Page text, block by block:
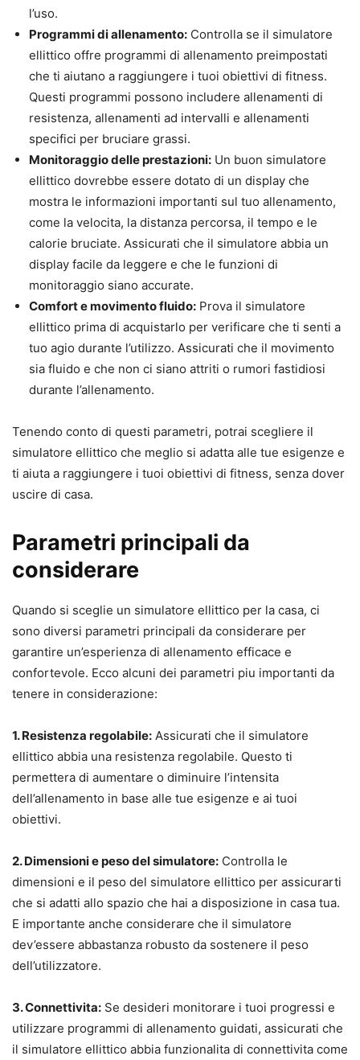
l’uso.
Programmi di allenamento: Controlla se il simulatore
ellittico offre programmi di allenamento preimpostati
che ti aiutano a raggiungere i tuoi obiettivi di fitness.
Questi programmi possono includere allenamenti di
resistenza, allenamenti ad intervalli e allenamenti
specifici per bruciare grassi.
Monitoraggio delle prestazioni: Un buon simulatore
ellittico dovrebbe essere dotato di un display che
mostra le informazioni importanti sul tuo allenamento,
come la velocita, la distanza percorsa, il tempo e le
calorie bruciate. Assicurati che il simulatore abbia un
display facile da leggere e che le funzioni di
monitoraggio siano accurate.
Comfort e movimento fluido: Prova il simulatore
ellittico prima di acquistarlo per verificare che ti senti a
tuo agio durante l’utilizzo. Assicurati che il movimento
sia fluido e che non ci siano attriti o rumori fastidiosi
durante l’allenamento.
Tenendo conto di questi parametri, potrai scegliere il
simulatore ellittico che meglio si adatta alle tue esigenze e
ti aiuta a raggiungere i tuoi obiettivi di fitness, senza dover
uscire di casa.
Parametri principali da
considerare
Quando si sceglie un simulatore ellittico per la casa, ci
sono diversi parametri principali da considerare per
garantire un’esperienza di allenamento efficace e
confortevole. Ecco alcuni dei parametri piu importanti da
tenere in considerazione:
1. Resistenza regolabile: Assicurati che il simulatore
ellittico abbia una resistenza regolabile. Questo ti
permettera di aumentare o diminuire l’intensita
dell’allenamento in base alle tue esigenze e ai tuoi
obiettivi.
2. Dimensioni e peso del simulatore: Controlla le
dimensioni e il peso del simulatore ellittico per assicurarti
che si adatti allo spazio che hai a disposizione in casa tua.
E importante anche considerare che il simulatore
dev’essere abbastanza robusto da sostenere il peso
dell’utilizzatore.
3. Connettivita: Se desideri monitorare i tuoi progressi e
utilizzare programmi di allenamento guidati, assicurati che
il simulatore ellittico abbia funzionalita di connettivita come